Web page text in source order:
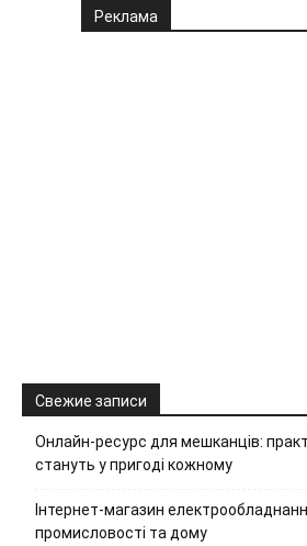
Реклама
Свежие записи
Онлайн-ресурс для мешканців:
стануть у пригоді кожному
Інтернет-магазин
промисловості та дому